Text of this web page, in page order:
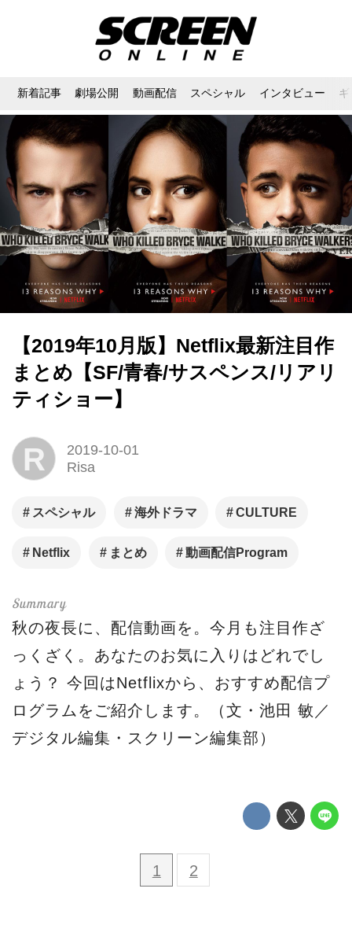
新着記事 劇場公開 動画配信 スペシャル インタビュー
【2019年10月版】Netflix最新注目作
まとめ【SF/青春/サスペンス/リアリ
ティショー】
R
2019-10-01
Risa
スペシャル 海外ドラマ CULTURE
Netflix まとめ 動画配信Program
秋の夜長に、配信動画を。今月も注目作ざ
っくざく。あなたのお気に入りはどれでし
ょう？ 今回はNetflixから、おすすめ配信プ
ログラムをご紹介します。（文・池田 敏／
デジタル編集・スクリーン編集部）
1 2